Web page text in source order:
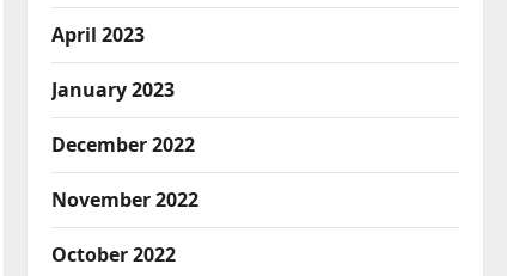
April 2023
January 2023
December 2022
November 2022
October 2022